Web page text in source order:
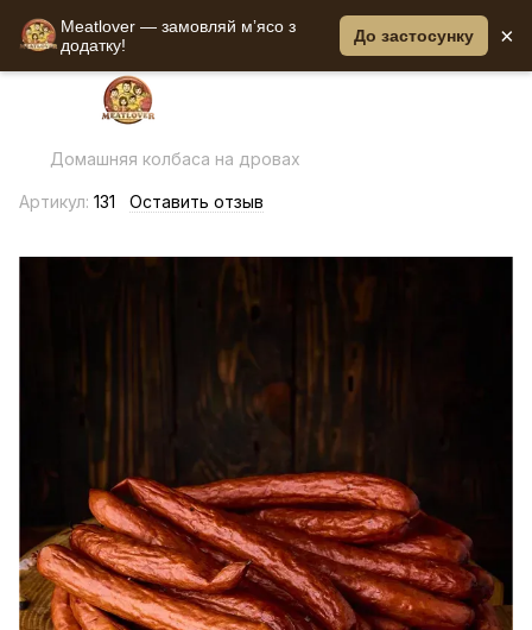
Meatlover — замовляй мʼясо з
додатку!
До застосунку ×
Домашняя колбаса на дровах
Артикул: 131 Оставить отзыв